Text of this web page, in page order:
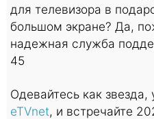
для телевизора в
большом экране? Да,
надежная служба
45
Одевайтесь как звезда,
eTVnet, и встречайте